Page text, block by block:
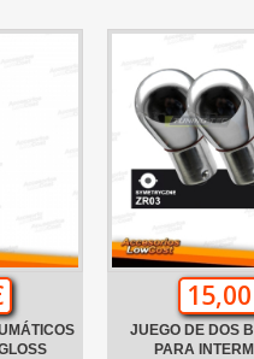
JUEGO DE DOS
PARA